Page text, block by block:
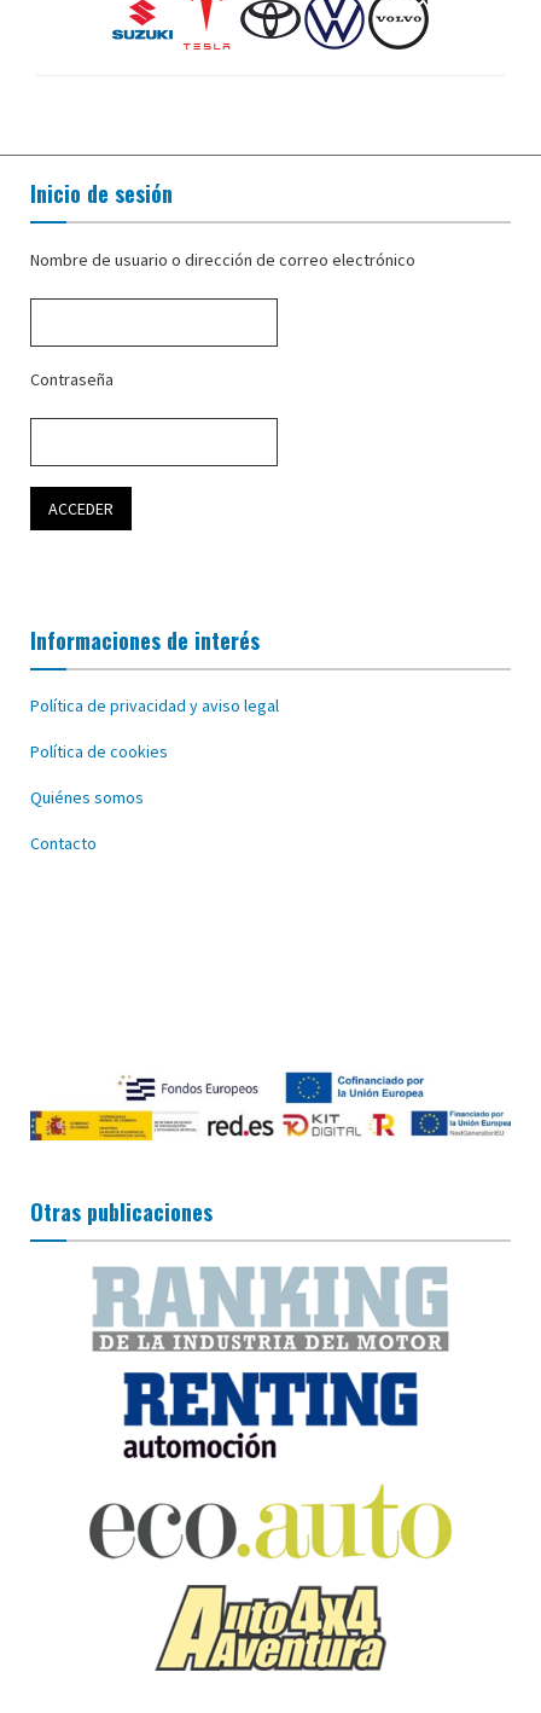
Inicio de sesión
Nombre de usuario o dirección de correo electrónico
Contraseña
Informaciones de interés
Política de privacidad y aviso legal
Política de cookies
Quiénes somos
Contacto
Otras publicaciones